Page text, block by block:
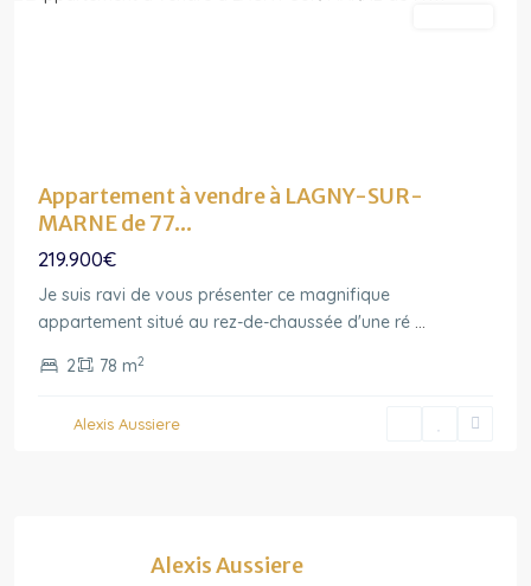
Appartement à vendre à LAGNY-SUR-
MARNE de 77...
219.900€
Je suis ravi de vous présenter ce magnifique
appartement situé au rez-de-chaussée d'une ré ...
2 78 m2
Alexis Aussiere
Alexis Aussiere